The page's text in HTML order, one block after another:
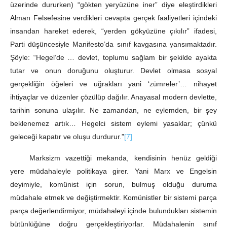
üzerinde dururken) “gökten yeryüzüne iner” diye eleştirdikleri
Alman Felsefesine verdikleri cevapta gerçek faaliyetleri içindeki
insandan hareket ederek, “yerden gökyüzüne çıkılır” ifadesi,
Parti düşüncesiyle Manifesto’da sınıf kavgasına yansımaktadır.
Şöyle: “Hegel’de … devlet, toplumu sağlam bir şekilde ayakta
tutar ve onun doruğunu oluşturur. Devlet olmasa sosyal
gerçekliğin öğeleri ve uğrakları yani ‘zümreler’… nihayet
ihtiyaçlar ve düzenler çözülüp dağılır. Anayasal modern devlette,
tarihin sonuna ulaşılır. Ne zamandan, ne eylemden, bir şey
beklenemez artık… Hegelci sistem eylemi yasaklar; çünkü
geleceği kapatır ve oluşu durdurur.”[7]
Marksizm vazettiği mekanda, kendisinin henüz geldiği
yere müdahaleyle politikaya girer. Yani Marx ve Engelsin
deyimiyle, komünist için sorun, bulmuş olduğu duruma
müdahale etmek ve değiştirmektir. Komünistler bir sistemi parça
parça değerlendirmiyor, müdahaleyi içinde bulundukları sistemin
bütünlüğüne doğru gerçekleştiriyorlar. Müdahalenin sınıf